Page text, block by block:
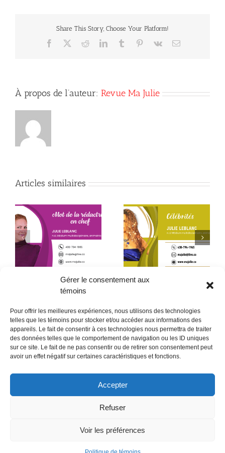
Gérer le consentement aux
témoins
Pour offrir les meilleures expériences, nous utilisons des technologies
telles que les témoins pour stocker et/ou accéder aux informations des
appareils. Le fait de consentir à ces technologies nous permettra de traiter
des données telles que le comportement de navigation ou les ID uniques
sur ce site. Le fait de ne pas consentir ou de retirer son consentement peut
avoir un effet négatif sur certaines caractéristiques et fonctions.
Accepter
Refuser
Voir les préférences
les
plus
inspirantes
Share This Story, Choose Your Platform!
Facebook RedditLinkedInTumblr Pinterest
Vk Courriel
À propos de l’auteur: Revue Ma Julie
Articles similaires
Début de la quatrième
année
Le père que mon âme
a choisi – 2ᵉ partie
POLITIQUE CONFIDENTIALITÉES
Politique de témoins (CA)